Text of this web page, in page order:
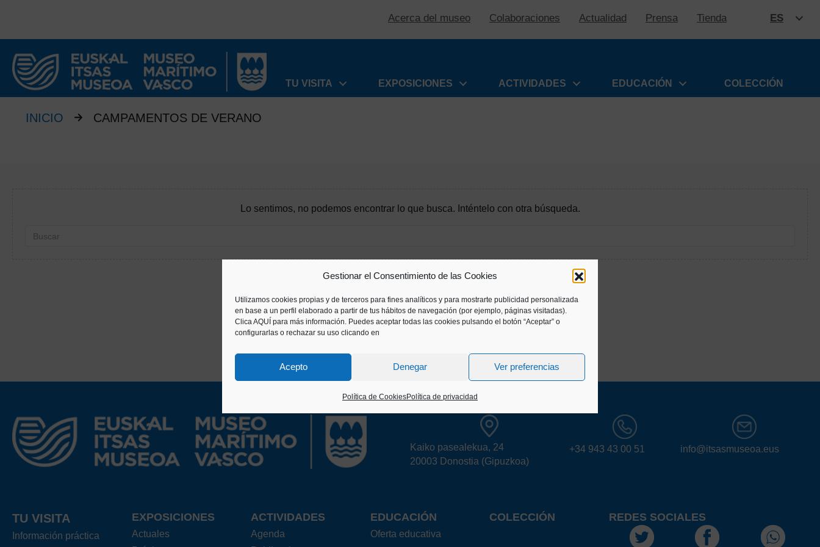
Gestionar el Consentimiento de las Cookies
Utilizamos cookies propias y de terceros para fines analíticos y para mostrarte publicidad personalizada
en base a un perfil elaborado a partir de tus hábitos de navegación (por ejemplo, páginas visitadas).
Clica AQUÍ para más información. Puedes aceptar todas las cookies pulsando el botón “Aceptar” o
configurarlas o rechazar su uso clicando en
Acepto Denegar Ver preferencias
Política de CookiesPolítica de privacidad
Acerca del museo Colaboraciones Actualidad Prensa Tienda ES
TU VISITA
EXPOSICIONES ACTIVIDADES EDUCACIÓN COLECCIÓN
INICIO CAMPAMENTOS DE VERANO
Lo sentimos, no podemos encontrar lo que busca. Inténtelo con otra búsqueda.
Kaiko pasealekua, 24
20003 Donostia (Gipuzkoa)
+34 943 43 00 51 info@itsasmuseoa.eus
TU VISITA
Información práctica
EXPOSICIONES
Actuales
ACTIVIDADES
Agenda
EDUCACIÓN
Oferta educativa
COLECCIÓN REDES SOCIALES